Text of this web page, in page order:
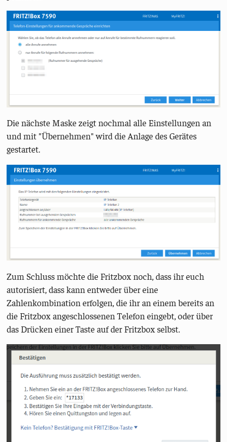
Die nächste Maske zeigt nochmal alle Einstellungen an
und mit "Übernehmen" wird die Anlage des Gerätes
gestartet.
Zum Schluss möchte die Fritzbox noch, dass ihr euch
autorisiert, dass kann entweder über eine
Zahlenkombination erfolgen, die ihr an einem bereits an
die Fritzbox angeschlossenen Telefon eingebt, oder über
das Drücken einer Taste auf der Fritzbox selbst.